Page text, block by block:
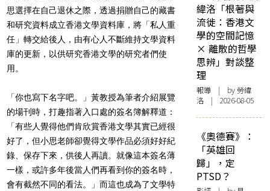
思選擇在自己退休之際，透過捐贈自己的藏書
和研究資料成立香港文學資料庫，將「私人重
任」轉交給後人，由有心人不斷維持文學資料
庫的更新，以供研究香港文學的研究者們使
用。
「你也寫下名字吧。」黃教授為筆者介紹展覽
的場刊時，打趣指著入口處的簽名簿解釋道：
「有些人覺得他們肯欣賞香港文學其實已經很
好了，但小思老師卻覺得文學作品必須好好紀
錄、保存下來，供後人再讀。就像這本簽名薄
一樣，或許多年後當人們再看到你的簽名時，
會有截然不同的看法。」而這也成為了文學特
緯洛「根著與
流徙：香港文
學的空間記憶
× 離散的哲學
思辨」對談整
理
報導 | by 勞緯
洛 | 2026-08-05
《奧德賽》：
「英雄回
歸」，定
PTSD？